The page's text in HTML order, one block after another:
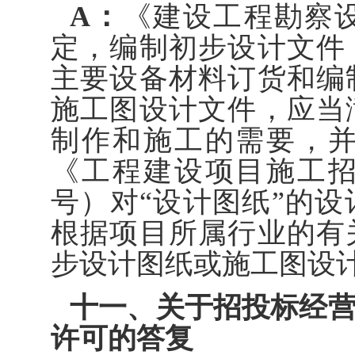
A：
《建设工程勘
定，编制初步设计文
主要设备材料订货和
施工图设计文件，应
制作和施工的需要，
《工程建设项目施工
号）对“设计图纸”的
根据项目所属行业的
步设计图纸或施工图设
十一、关于招投标经
许可的答复